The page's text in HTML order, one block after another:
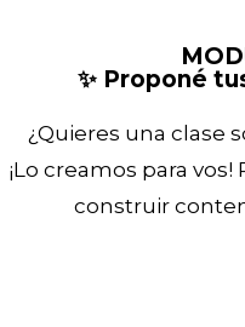
✨ Proponé
¿Quieres una clase
¡Lo creamos para
construir